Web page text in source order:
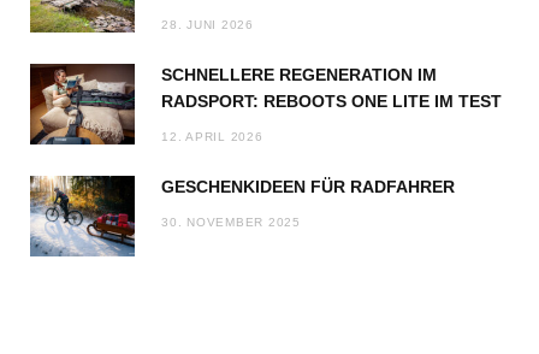
28. JUNI 2026
SCHNELLERE REGENERATION IM
RADSPORT: REBOOTS ONE LITE IM TEST
12. APRIL 2026
GESCHENKIDEEN FÜR RADFAHRER
30. NOVEMBER 2025